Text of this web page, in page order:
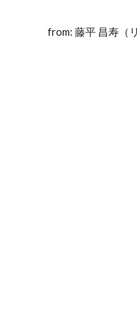
from: 藤平 昌寿（